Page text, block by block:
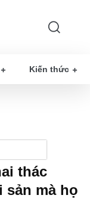
Kiến thức
thác
sản mà họ